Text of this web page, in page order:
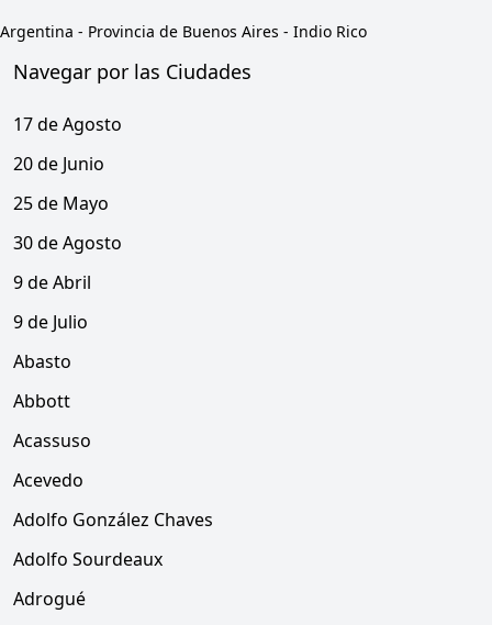
Argentina - Provincia de Buenos Aires - Indio Rico
Navegar por las Ciudades
17 de Agosto
20 de Junio
25 de Mayo
30 de Agosto
9 de Abril
9 de Julio
Abasto
Abbott
Acassuso
Acevedo
Adolfo González Chaves
Adolfo Sourdeaux
Adrogué